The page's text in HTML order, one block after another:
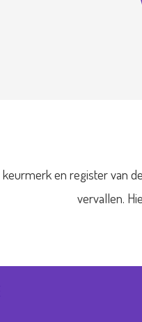
en register van
vervallen.